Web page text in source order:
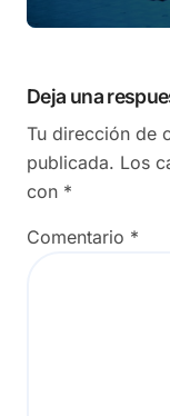
Deja una
Tu dirección de
publicada. Los
con *
Comentario *